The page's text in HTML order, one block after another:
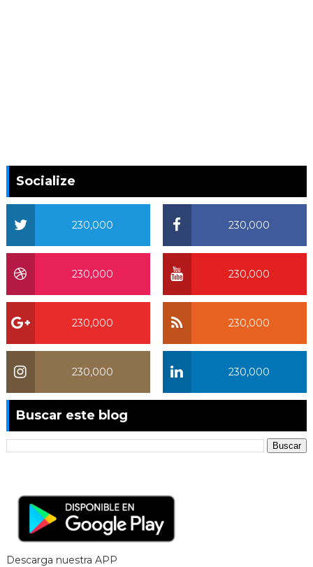
Socialize
230,000
230,000
230,000
230,000
230,000
230,000
230,000
230,000
Buscar este blog
Descarga nuestra APP